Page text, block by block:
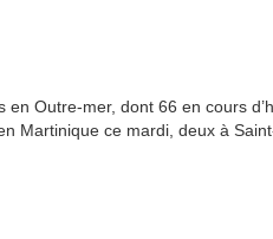
Outre-mer, dont 66 en cours
Martinique ce mardi, deux à